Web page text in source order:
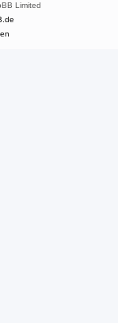
Limited